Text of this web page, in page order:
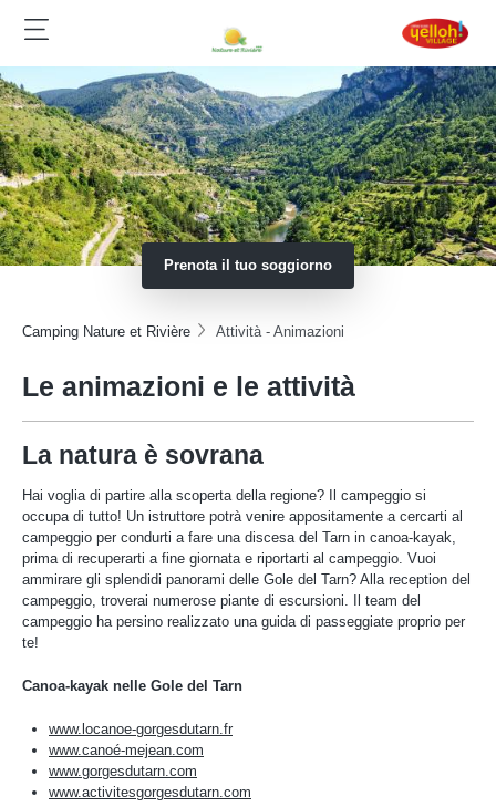
Prenota il tuo soggiorno
Camping Nature et Rivière Attività - Animazioni
Le animazioni e le attività
La natura è sovrana
Hai voglia di partire alla scoperta della regione? Il campeggio si
occupa di tutto! Un istruttore potrà venire appositamente a cercarti al
campeggio per condurti a fare una discesa del Tarn in canoa-kayak,
prima di recuperarti a fine giornata e riportarti al campeggio. Vuoi
ammirare gli splendidi panorami delle Gole del Tarn? Alla reception del
campeggio, troverai numerose piante di escursioni. Il team del
campeggio ha persino realizzato una guida di passeggiate proprio per
te!
Canoa-kayak nelle Gole del Tarn
www.locanoe-gorgesdutarn.fr
www.canoé-mejean.com
www.gorgesdutarn.com
www.activitesgorgesdutarn.com